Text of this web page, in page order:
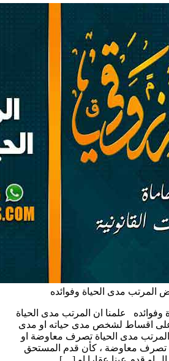
المرتب مدى الحياة وفوائده
وفوائده علمنا ان المرتب مدى الحياة
على اقساط لشخص مدى حياته او مدى
مدى الحياة تصرف معاوضة او
تصرف معاوضة ، كأن قدم المستحق